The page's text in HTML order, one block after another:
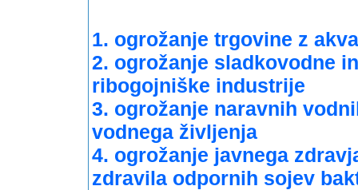
1. ogrožanje trgovine z
2. ogrožanje sladkovodne
ribogojniške industrije
3. ogrožanje naravnih
vodnega življenja
4. ogrožanje javnega
zdravila odpornih sojev